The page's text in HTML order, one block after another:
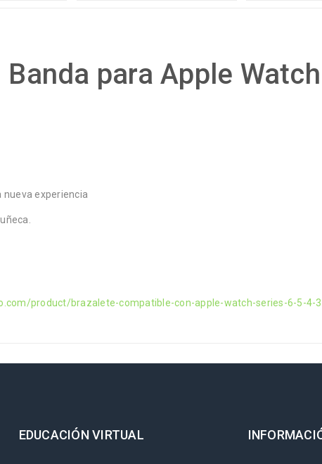
Banda para Apple Watch
nueva experiencia
product/brazalete-compatible-con-apple-watch-series-6-5-4-
EDUCACIÓN VIRTUAL